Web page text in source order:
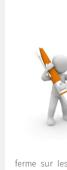
ferme sur